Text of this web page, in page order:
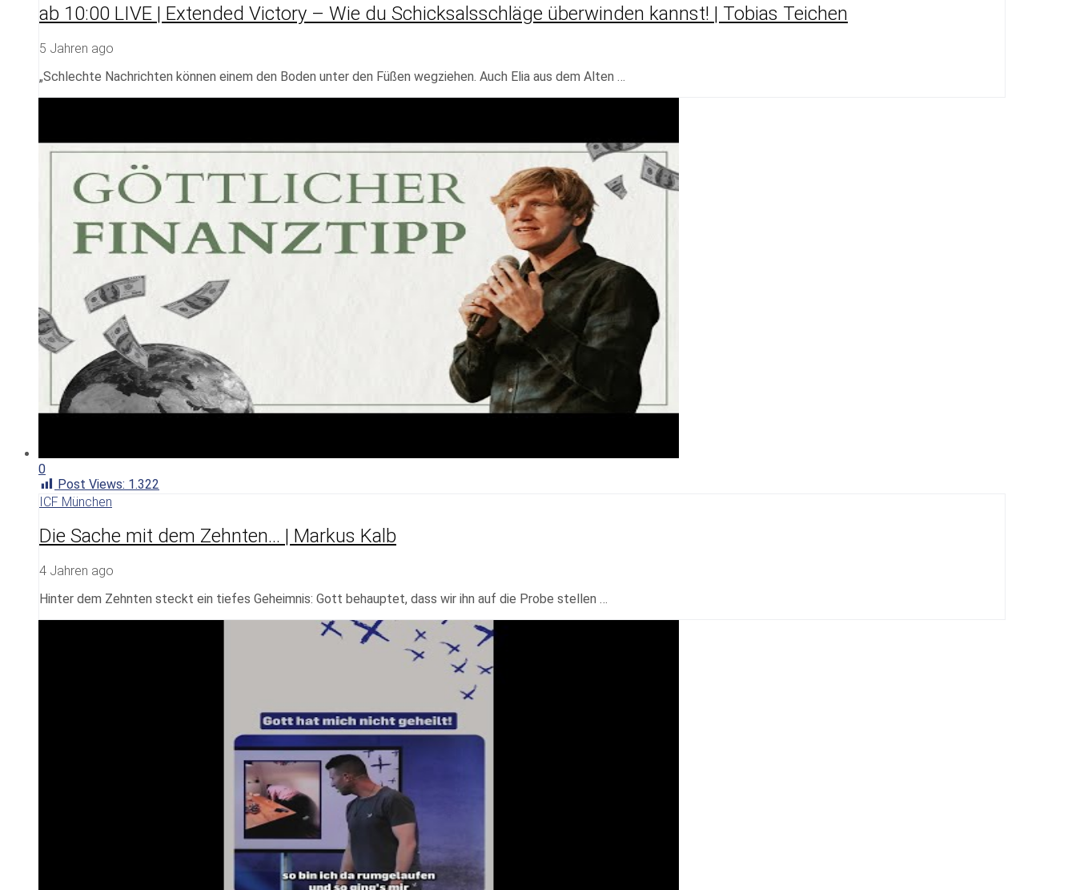
ab 10:00 LIVE | Extended Victory – Wie du Schicksalsschläge überwinden kannst! | Tobias Teichen
5 Jahren ago
„Schlechte Nachrichten können einem den Boden unter den Füßen wegziehen. Auch Elia aus dem Alten …
0
Post Views: 1.322
ICF München
Die Sache mit dem Zehnten… | Markus Kalb
4 Jahren ago
Hinter dem Zehnten steckt ein tiefes Geheimnis: Gott behauptet, dass wir ihn auf die Probe stellen …